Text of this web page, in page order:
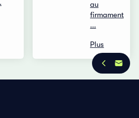
au
firmament
...
Plus